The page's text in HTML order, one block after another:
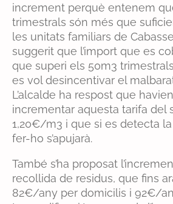
increment perquè entenem
trimestrals són més que
les unitats familiars de
suggerit que l’import que es
que superi els 50m3
es vol desincentivar el
L’alcalde ha respost que
incrementar aquesta tarifa del
1,20€/m3 i que si es detecta
fer-ho s’apujarà.
També s’ha proposat
recollida de residus, que fins
82€/any per domicilis i 92€/